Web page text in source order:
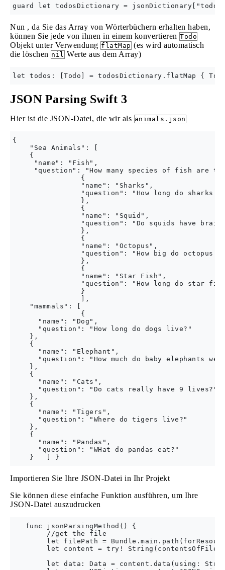
Nun , da Sie das Array von Wörterbüchern erhalten haben,
können Sie jede von ihnen in einem konvertieren Todo
Objekt unter Verwendung flatMap (es wird automatisch
die löschen nil Werte aus dem Array)
JSON Parsing Swift 3
Hier ist die JSON-Datei, die wir als animals.json
{
    "Sea Animals": [
    {
     "name": "Fish",
"question": "How many species of fish are
                {
                "name": "Sharks",
"question": "How long do sharks
                },
                {
                "name": "Squid",
"question": "Do squids have
                },
                {
                "name": "Octopus",
"question": "How big do octopus
                },
                {
                "name": "Star Fish",
"question": "How long do star
                }
                ],
    "mammals": [
                {
      "name": "Dog",
      "question": "How long do dogs live?"
    },
    {
      "name": "Elephant",
"question": "How much do baby elephants
    },
    {
      "name": "Cats",
      "question": "Do cats really have 9 lives?"
    },
    {
      "name": "Tigers",
      "question": "Where do tigers live?"
    },
    {
      "name": "Pandas",
      "question": "WHat do pandas eat?"
Importieren Sie Ihre JSON-Datei in Ihr Projekt
Sie können diese einfache Funktion ausführen, um Ihre
JSON-Datei auszudrucken
   func jsonParsingMethod() {
        //get the file
let filePath =
let content = try! String(contentsOfFile:
let data: Data = content.data(using: